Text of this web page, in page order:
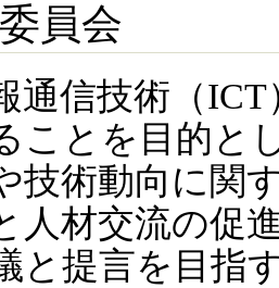
員会
通信技術（
ことを目的と
技術動向に関
人材交流の促
と提言を目指